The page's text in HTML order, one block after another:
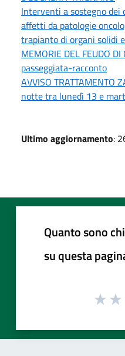
Interventi a sostegno
affetti da patologie
trapianto di organi solidi
MEMORIE DEL FEUDO
passeggiata-racconto
AVVISO TRATTAMENTO
notte tra lunedì 13 e
Ultimo aggiornamento:
Quanto sono
su questa